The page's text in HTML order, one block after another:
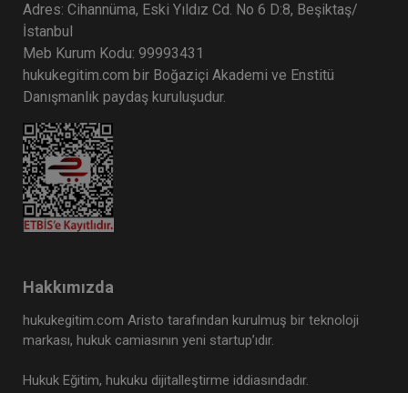
Adres: Cihannüma, Eski Yıldız Cd. No 6 D:8, Beşiktaş/
İstanbul
Meb Kurum Kodu: 99993431
hukukegitim.com bir Boğaziçi Akademi ve Enstitü
Danışmanlık paydaş kuruluşudur.
Hakkımızda
hukukegitim.com Aristo tarafından kurulmuş bir teknoloji
markası, hukuk camiasının yeni startup’ıdır.
Hukuk Eğitim, hukuku dijitalleştirme iddiasındadır.